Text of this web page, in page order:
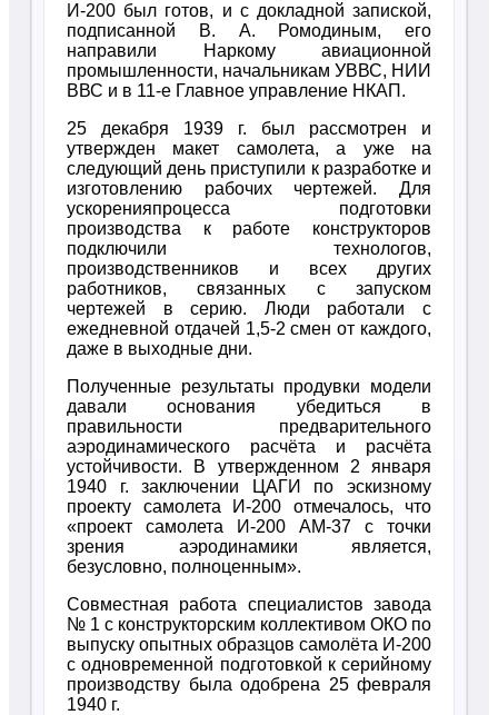
И-200 был готов, и с докладной запиской,
подписанной В. А. Ромодиным, его
направили Наркому авиационной
промышленности, начальникам УВВС, НИИ
ВВС и в 11-е Главное управление НКАП.
25 декабря 1939 г. был рассмотрен и
утвержден макет самолета, а уже на
следующий день приступили к разработке и
изготовлению рабочих чертежей. Для
ускоренияпроцесса подготовки
производства к работе конструкторов
подключили технологов,
производственников и всех других
работников, связанных с запуском
чертежей в серию. Люди работали с
ежедневной отдачей 1,5-2 смен от каждого,
даже в выходные дни.
Полученные результаты продувки модели
давали основания убедиться в
правильности предварительного
аэродинамического расчёта и расчёта
устойчивости. В утвержденном 2 января
1940 г. заключении ЦАГИ по эскизному
проекту самолета И-200 отмечалось, что
«проект самолета И-200 АМ-37 с точки
зрения аэродинамики является,
безусловно, полноценным».
Совместная работа специалистов завода
№ 1 с конструкторским коллективом ОКО по
выпуску опытных образцов самолёта И-200
с одновременной подготовкой к серийному
производству была одобрена 25 февраля
1940 г.